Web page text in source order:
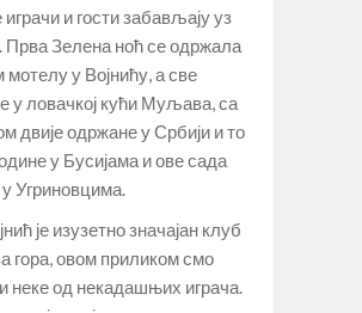
играчи и гости забављају уз
Прва Зелена ноћ се одржала
мотелу у Војнићу, а све
у ловачкој кући Муљава, са
двије одржане у Србији и то
у Бусијама и ове сада
Угриновцима.
је изузетно значајан клуб
гора, овом приликом смо
неке од некадашњих играча.